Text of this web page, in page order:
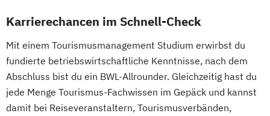
Karrierechancen im Schnell-Check
Mit einem Tourismusmanagement Studium erwirbst du
fundierte betriebswirtschaftliche Kenntnisse, nach dem
Abschluss bist du ein BWL-Allrounder. Gleichzeitig hast du
jede Menge Tourismus-Fachwissen im Gepäck und kannst
damit bei Reiseveranstaltern, Tourismusverbänden,